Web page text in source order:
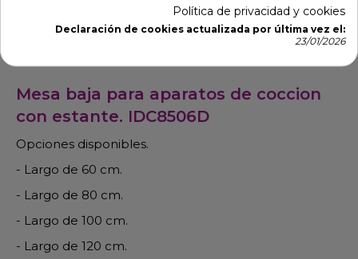
Mesa baja para aparatos de coccion
con estante. IDC8506D
Opciones disponibles.
- Largo de 60 cm.
- Largo de 80 cm.
- Largo de 100 cm.
- Largo de 120 cm.
Política de privacidad y cookies
Declaración de cookies actualizada por última vez el:
23/01/2026